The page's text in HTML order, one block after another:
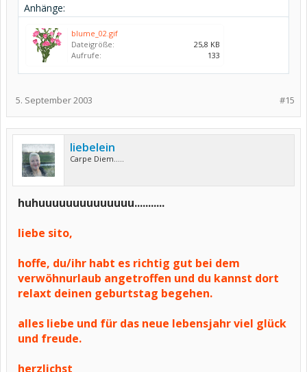
Anhänge:
blume_02.gif
Dateigröße:
25,8 KB
Aufrufe:
133
#15
5. September 2003
liebelein
Carpe Diem.....
huhuuuuuuuuuuuuuu...........
liebe sito,
hoffe, du/ihr habt es richtig gut bei dem
verwöhnurlaub angetroffen und du kannst dort
relaxt deinen geburtstag begehen.
alles liebe und für das neue lebensjahr viel glück
und freude.
herzlichst